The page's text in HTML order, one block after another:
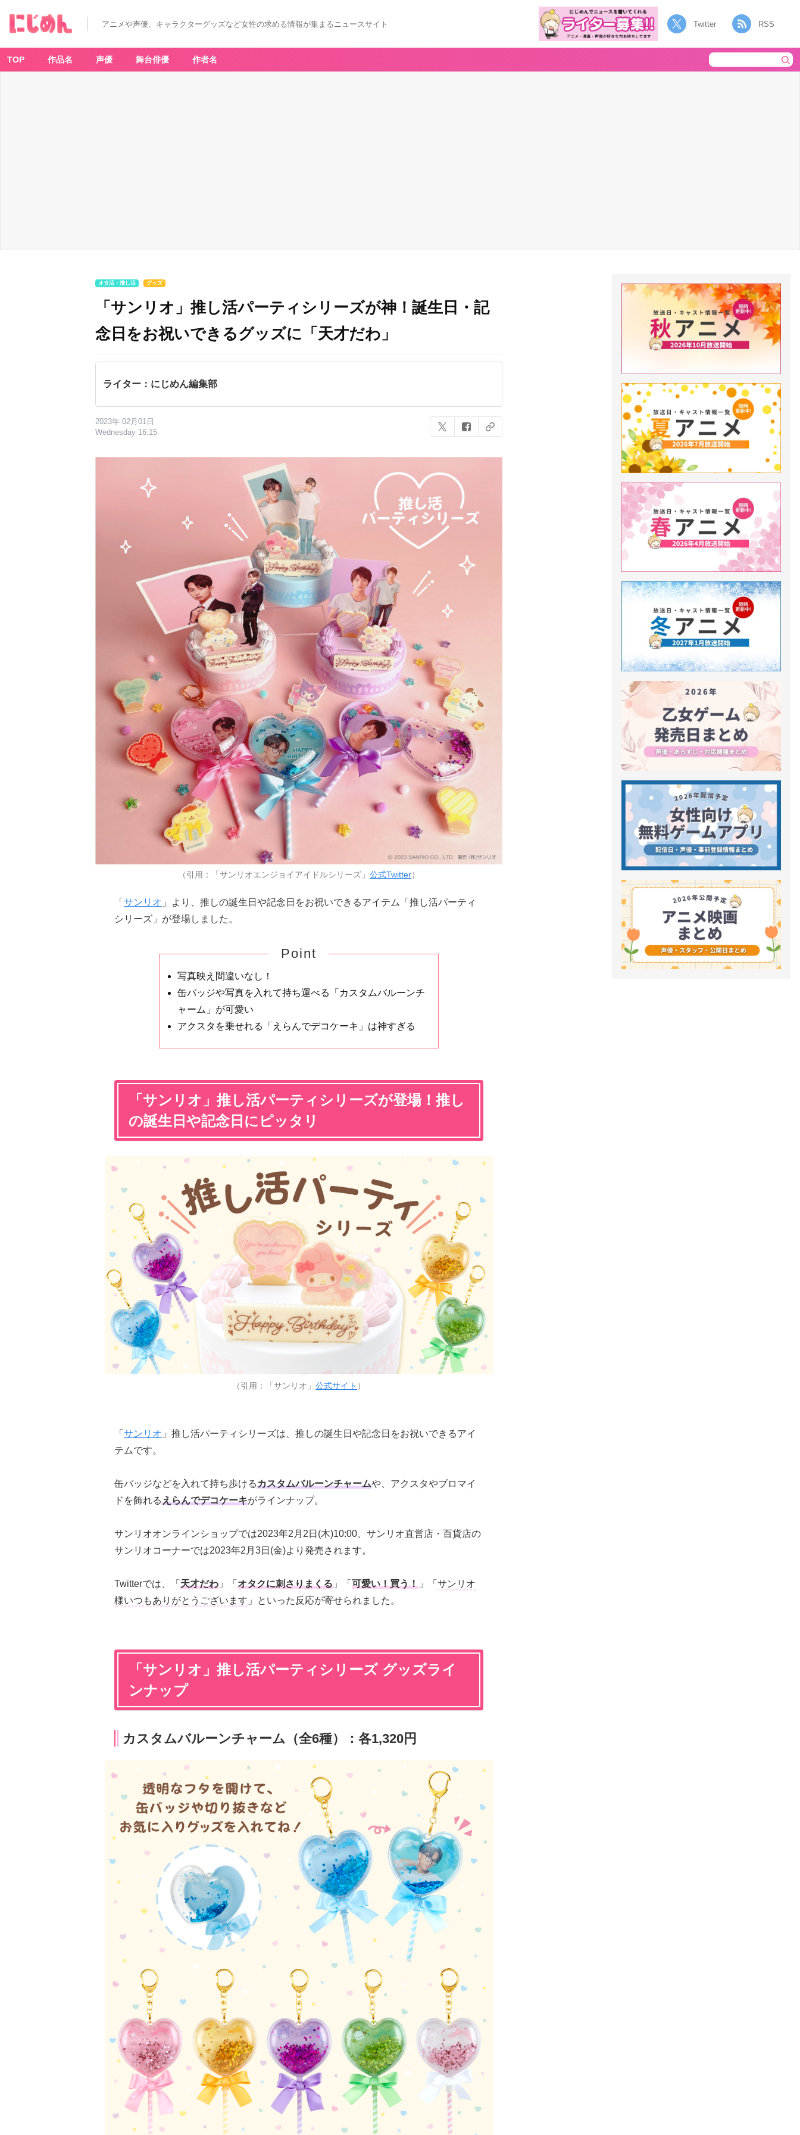
アニメや声優、キャラクターグッズなど女性の求める情報が集まるニュースサイト Twitter RSS
TOP 作品名 声優 舞台俳優 作者名
オタ活・推し活 グッズ
「サンリオ」推し活パーティシリーズが神！誕生日・記
念日をお祝いできるグッズに「天才だわ」
ライター：にじめん編集部
2023年 02月01日
Wednesday 16:15
（引用：「サンリオエンジョイアイドルシリーズ」 公式Twitter）
「 サンリオ 」より、推しの誕生日や記念日をお祝いできるアイテム「推し活パーティ
シリーズ」が登場しました。
Point
写真映え間違いなし！
缶バッジや写真を入れて持ち運べる「カスタムバルーンチ
ャーム」が可愛い
アクスタを乗せれる「えらんでデコケーキ」は神すぎる
「サンリオ」推し活パーティシリーズが登場！推し
の誕生日や記念日にピッタリ
（引用：「サンリオ」 公式サイト ）
「 サンリオ 」推し活パーティシリーズは、推しの誕生日や記念日をお祝いできるアイ
テムです。
缶バッジなどを入れて持ち歩けるカスタムバルーンチャームや、アクスタやブロマイ
ドを飾れるえらんでデコケーキがラインナップ。
サンリオオンラインショップでは2023年2月2日(木)10:00、サンリオ直営店・百貨店の
サンリオコーナーでは2023年2月3日(金)より発売されます。
Twitterでは、「 天才だわ 」「 オタクに刺さりまくる 」「 可愛い！買う！ 」「 サンリオ
様いつもありがとうございます 」といった反応が寄せられました。
「サンリオ」推し活パーティシリーズ グッズライ
ンナップ
カスタムバルーンチャーム（全6種）：各1,320円